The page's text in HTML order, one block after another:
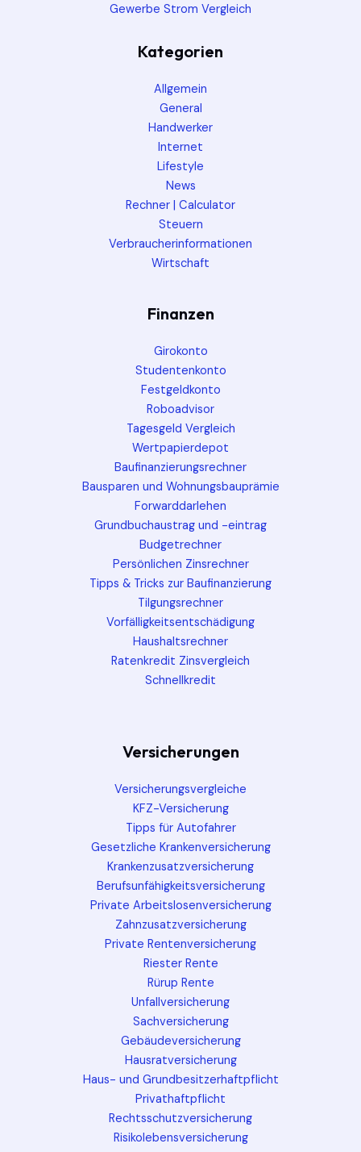
Gewerbe Strom Vergleich
Kategorien
Allgemein
General
Handwerker
Internet
Lifestyle
News
Rechner | Calculator
Steuern
Verbraucherinformationen
Wirtschaft
Finanzen
Girokonto
Studentenkonto
Festgeldkonto
Roboadvisor
Tagesgeld Vergleich
Wertpapierdepot
Baufinanzierungsrechner
Bausparen und Wohnungsbauprämie
Forwarddarlehen
Grundbuchaustrag und -eintrag
Budgetrechner
Persönlichen Zinsrechner
Tipps & Tricks zur Baufinanzierung
Tilgungsrechner
Vorfälligkeitsentschädigung
Haushaltsrechner
Ratenkredit Zinsvergleich
Schnellkredit
Versicherungen
Versicherungsvergleiche
KFZ-Versicherung
Tipps für Autofahrer
Gesetzliche Krankenversicherung
Krankenzusatzversicherung
Berufsunfähigkeitsversicherung
Private Arbeitslosenversicherung
Zahnzusatzversicherung
Private Rentenversicherung
Riester Rente
Rürup Rente
Unfallversicherung
Sachversicherung
Gebäudeversicherung
Hausratversicherung
Haus- und Grundbesitzerhaftpflicht
Privathaftpflicht
Rechtsschutzversicherung
Risikolebensversicherung